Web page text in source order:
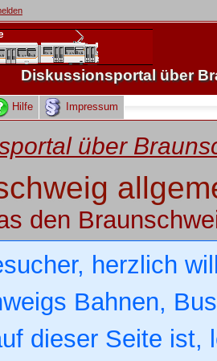
Diskussionsportal über
Hilfe Impressum
über
den
herzlich
Bahnen,
dieser Seite